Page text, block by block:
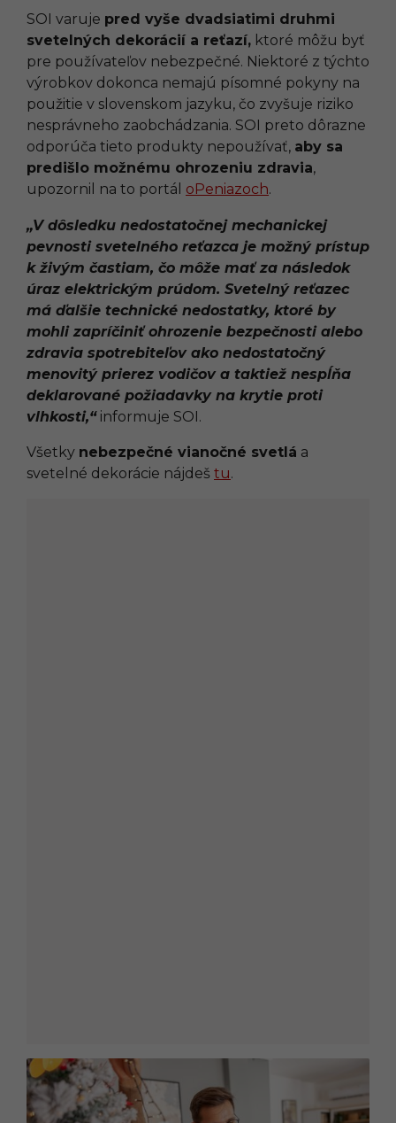
SOI varuje pred vyše dvadsiatimi druhmi
svetelných dekorácií a reťazí, ktoré môžu byť
pre používateľov nebezpečné. Niektoré z týchto
výrobkov dokonca nemajú písomné pokyny na
použitie v slovenskom jazyku, čo zvyšuje riziko
nesprávneho zaobchádzania. SOI preto dôrazne
odporúča tieto produkty nepoužívať, aby sa
predišlo možnému ohrozeniu zdravia,
upozornil na to portál oPeniazoch.
„V dôsledku nedostatočnej mechanickej
pevnosti svetelného reťazca je možný prístup
k živým častiam, čo môže mať za následok
úraz elektrickým prúdom. Svetelný reťazec
má ďalšie technické nedostatky, ktoré by
mohli zapríčiniť ohrozenie bezpečnosti alebo
zdravia spotrebiteľov ako nedostatočný
menovitý prierez vodičov a taktiež nespĺňa
deklarované požiadavky na krytie proti
vlhkosti,“ informuje SOI.
Všetky nebezpečné vianočné svetlá a
svetelné dekorácie nájdeš tu.